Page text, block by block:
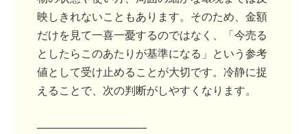
映しきれないこともあります。そのため、金額
だけを見て一喜一憂するのではなく、「今売る
としたらこのあたりが基準になる」という参考
値として受け止めることが大切です。冷静に捉
えることで、次の判断がしやすくなります。
――――――――――